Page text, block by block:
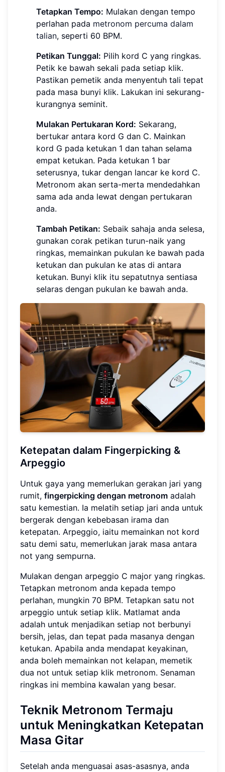
Tetapkan Tempo: Mulakan dengan tempo
perlahan pada metronom percuma dalam
talian, seperti 60 BPM.
Petikan Tunggal: Pilih kord C yang ringkas.
Petik ke bawah sekali pada setiap klik.
Pastikan pemetik anda menyentuh tali tepat
pada masa bunyi klik. Lakukan ini sekurang-
kurangnya seminit.
Mulakan Pertukaran Kord: Sekarang,
bertukar antara kord G dan C. Mainkan
kord G pada ketukan 1 dan tahan selama
empat ketukan. Pada ketukan 1 bar
seterusnya, tukar dengan lancar ke kord C.
Metronom akan serta-merta mendedahkan
sama ada anda lewat dengan pertukaran
anda.
Tambah Petikan: Sebaik sahaja anda selesa,
gunakan corak petikan turun-naik yang
ringkas, memainkan pukulan ke bawah pada
ketukan dan pukulan ke atas di antara
ketukan. Bunyi klik itu sepatutnya sentiasa
selaras dengan pukulan ke bawah anda.
Ketepatan dalam Fingerpicking &
Arpeggio
Untuk gaya yang memerlukan gerakan jari yang
rumit, fingerpicking dengan metronom adalah
satu kemestian. Ia melatih setiap jari anda untuk
bergerak dengan kebebasan irama dan
ketepatan. Arpeggio, iaitu memainkan not kord
satu demi satu, memerlukan jarak masa antara
not yang sempurna.
Mulakan dengan arpeggio C major yang ringkas.
Tetapkan metronom anda kepada tempo
perlahan, mungkin 70 BPM. Tetapkan satu not
arpeggio untuk setiap klik. Matlamat anda
adalah untuk menjadikan setiap not berbunyi
bersih, jelas, dan tepat pada masanya dengan
ketukan. Apabila anda mendapat keyakinan,
anda boleh memainkan not kelapan, memetik
dua not untuk setiap klik metronom. Senaman
ringkas ini membina kawalan yang besar.
Teknik Metronom Termaju
untuk Meningkatkan Ketepatan
Masa Gitar
Setelah anda menguasai asas-asasnya, anda